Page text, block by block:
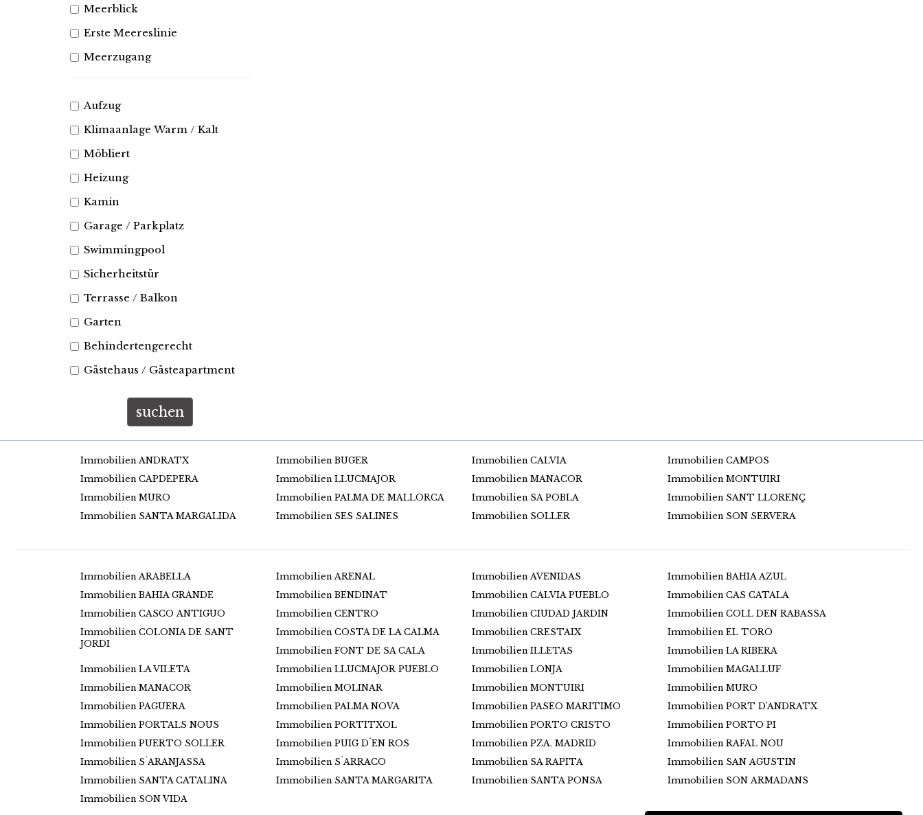
Meerblick
Erste Meereslinie
Meerzugang
Aufzug
Klimaanlage Warm / Kalt
Möbliert
Heizung
Kamin
Garage / Parkplatz
Swimmingpool
Sicherheitstür
Terrasse / Balkon
Garten
Behindertengerecht
Gästehaus / Gästeapartment
suchen
Immobilien ANDRATX Immobilien BUGER Immobilien CALVIA
Immobilien CAMPOS
Immobilien CAPDEPERA
Immobilien LLUCMAJOR Immobilien MANACOR
Immobilien MONTUIRI
Immobilien MURO
Immobilien PALMA DE MALLORCA Immobilien SA POBLA
Immobilien SANT LLORENÇ
Immobilien SANTA MARGALIDA
Immobilien SES SALINES Immobilien SOLLER Immobilien SON SERVERA
Immobilien ARABELLA Immobilien ARENAL Immobilien AVENIDAS
Immobilien BAHIA AZUL
Immobilien BAHIA GRANDE
Immobilien BENDINAT Immobilien CALVIA PUEBLO
Immobilien CAS CATALA
Immobilien CASCO ANTIGUO
Immobilien CENTRO Immobilien CIUDAD JARDIN
Immobilien COLL DEN RABASSA
Immobilien COLONIA DE SANT
JORDI
Immobilien COSTA DE LA CALMA Immobilien CRESTAIX
Immobilien EL TORO
Immobilien FONT DE SA CALA
Immobilien ILLETAS
Immobilien LA RIBERA
Immobilien LA VILETA
Immobilien LLUCMAJOR PUEBLO Immobilien LONJA
Immobilien MAGALLUF
Immobilien MANACOR
Immobilien MOLINAR Immobilien MONTUIRI
Immobilien MURO
Immobilien PAGUERA
Immobilien PALMA NOVA Immobilien PASEO MARITIMO
Immobilien PORT D'ANDRATX
Immobilien PORTALS NOUS
Immobilien PORTITXOL Immobilien PORTO CRISTO
Immobilien PORTO PI
Immobilien PUERTO SOLLER
Immobilien PUIG D´EN ROS Immobilien PZA. MADRID
Immobilien RAFAL NOU
Immobilien S´ARANJASSA
Immobilien S´ARRACO Immobilien SA RAPITA
Immobilien SAN AGUSTIN
Immobilien SANTA CATALINA
Immobilien SANTA MARGARITA Immobilien SANTA PONSA
Immobilien SON ARMADANS
Immobilien SON VIDA